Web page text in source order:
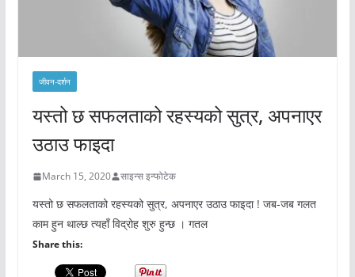
जीवन-दर्शन
यस्तो छ सफलताको रहस्यको सुत्र, अपनाएर
उठाउ फाइदा
March 15, 2020 साइन्स इन्फोटेक
यस्तो छ सफलताको रहस्यको सुत्र, अपनाएर उठाउ फाइदा ! जब-जब गलत
काम हुन थाल्छ त्यहाँ विद्रोह शुरु हुन्छ । गतल
Share this: